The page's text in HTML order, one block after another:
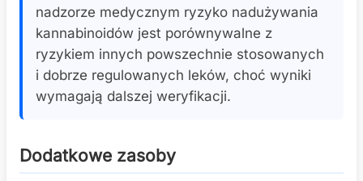
nadzorze medycznym ryzyko nadużywania
kannabinoidów jest porównywalne z
ryzykiem innych powszechnie stosowanych
i dobrze regulowanych leków, choć wyniki
wymagają dalszej weryfikacji.
Dodatkowe zasoby